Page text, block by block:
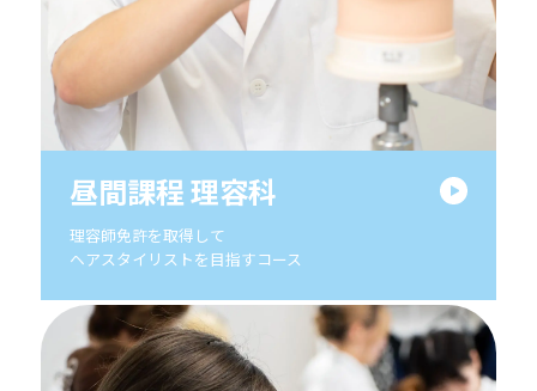
昼間課程 理容科
理容師免許を取得して
ヘアスタイリストを目指すコース